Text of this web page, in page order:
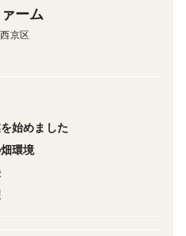
特徴。
、
す。
ない、
ひ楽しんでください。
ーム
京区
始めました
環境